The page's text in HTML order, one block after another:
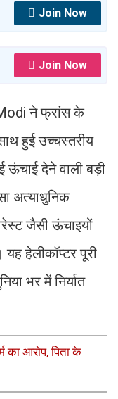
Join Now
Join Now
ने फ्रांस के
हुई उच्चस्तरीय
देने वाली बड़ी
अत्याधुनिक
जैसी ऊंचाइयों
हेलीकॉप्टर पूरी
भर में निर्यात
का आरोप, पिता के